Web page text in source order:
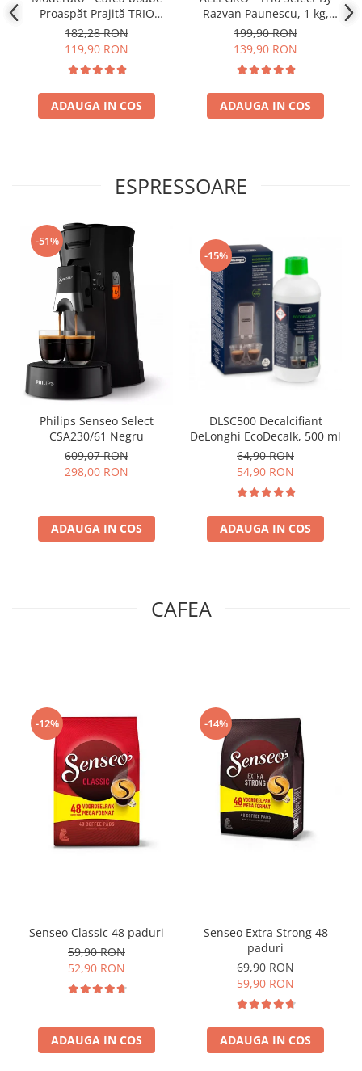
Proaspăt Prajită TRIO
SELECT by Răzvan
Păunescu, blend 100%
Arabica
182,28 RON
119,90 RON
ADAUGA IN COS
Razvan Paunescu, 1 kg,
100% Arabica, (Columbia,
Guatemala, Etiopia)
199,90 RON
139,90 RON
ADAUGA IN COS
ESPRESSOARE
-51%
Philips Senseo Select
CSA230/61 Negru
609,07 RON
298,00 RON
ADAUGA IN COS
-15%
DLSC500 Decalcifiant
DeLonghi EcoDecalk, 500 ml
64,90 RON
54,90 RON
ADAUGA IN COS
CAFEA
-12%
Senseo Classic 48 paduri
59,90 RON
52,90 RON
ADAUGA IN COS
-14%
Senseo Extra Strong 48
paduri
69,90 RON
59,90 RON
ADAUGA IN COS